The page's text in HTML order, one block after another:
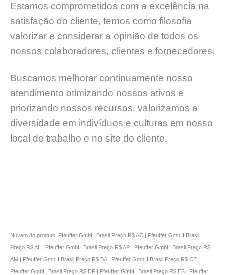
Estamos comprometidos com a excelência na
satisfação do cliente, temos como filosofia
valorizar e considerar a opinião de todos os
nossos colaboradores, clientes e fornecedores.
Buscamos melhorar continuamente nosso
atendimento otimizando nossos ativos e
priorizando nossos recursos, valorizamos a
diversidade em indivíduos e culturas em nosso
local de trabalho e no site do cliente.
Nuvem do produto: Pfeuffer GmbH Brasil Preço R$ AC | Pfeuffer GmbH Brasil
Preço R$ AL | Pfeuffer GmbH Brasil Preço R$ AP | Pfeuffer GmbH Brasil Preço R$
AM | Pfeuffer GmbH Brasil Preço R$ BA | Pfeuffer GmbH Brasil Preço R$ CE |
Pfeuffer GmbH Brasil Preço R$ DF | Pfeuffer GmbH Brasil Preço R$ ES | Pfeuffer